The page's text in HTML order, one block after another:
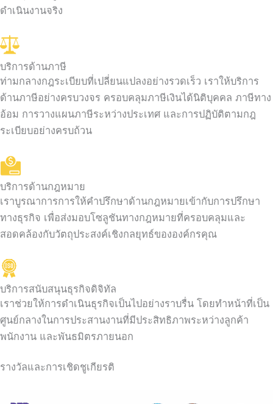
ดำเนินงานจริง
บริการด้านภาษี
ท่ามกลางกฎระเบียบที่เปลี่ยนแปลงอย่างรวดเร็ว เราให้บริการ
ด้านภาษีอย่างครบวงจร ครอบคลุมภาษีเงินได้นิติบุคคล ภาษีทาง
อ้อม การวางแผนภาษีระหว่างประเทศ และการปฏิบัติตามกฎ
ระเบียบอย่างครบถ้วน
บริการด้านกฎหมาย
เราบูรณาการการให้คำปรึกษาด้านกฎหมายเข้ากับการปรึกษา
ทางธุรกิจ เพื่อส่งมอบโซลูชันทางกฎหมายที่ครอบคลุมและ
สอดคล้องกับวัตถุประสงค์เชิงกลยุทธ์ขององค์กรคุณ
บริการสนับสนุนธุรกิจดิจิทัล
เราช่วยให้การดำเนินธุรกิจเป็นไปอย่างราบรื่น โดยทำหน้าที่เป็น
ศูนย์กลางในการประสานงานที่มีประสิทธิภาพระหว่างลูกค้า
พนักงาน และพันธมิตรภายนอก
รางวัลและการเชิดชูเกียรติ